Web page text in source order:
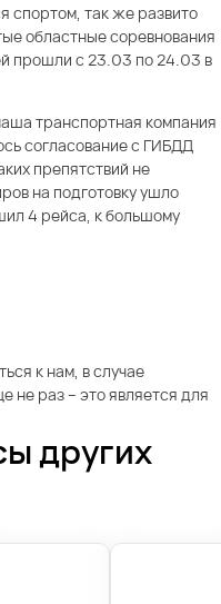
спортом, так же развито
областные соревнования
прошли с 23.03 по 24.03 в
транспортная компания
согласование с ГИБДД
препятствий не
на подготовку ушло
4 рейса, к большому
к нам, в случае
не раз – это является для
других